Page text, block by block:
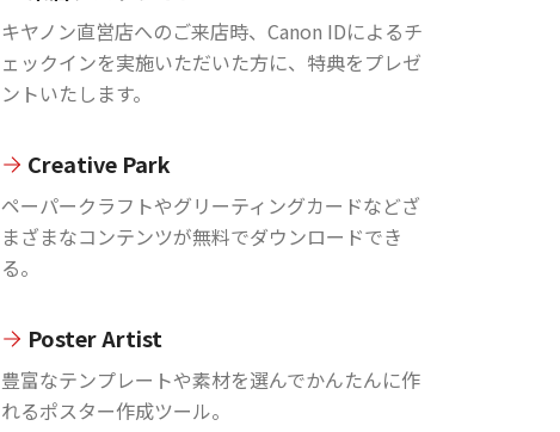
キヤノン直営店へのご来店時、Canon IDによるチ
ェックインを実施いただいた方に、特典をプレゼ
ントいたします。
Creative Park
ペーパークラフトやグリーティングカードなどざ
まざまなコンテンツが無料でダウンロードでき
る。
Poster Artist
豊富なテンプレートや素材を選んでかんたんに作
れるポスター作成ツール。